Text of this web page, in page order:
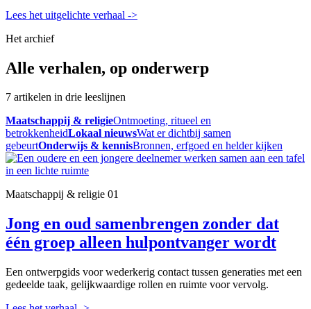
Lees het uitgelichte verhaal ->
Het archief
Alle verhalen, op onderwerp
7 artikelen in drie leeslijnen
Maatschappij & religieOntmoeting, ritueel en
betrokkenheidLokaal nieuwsWat er dichtbij samen
gebeurtOnderwijs & kennisBronnen, erfgoed en helder kijken
Maatschappij & religie 01
Jong en oud samenbrengen zonder dat
één groep alleen hulpontvanger wordt
Een ontwerpgids voor wederkerig contact tussen generaties met een
gedeelde taak, gelijkwaardige rollen en ruimte voor vervolg.